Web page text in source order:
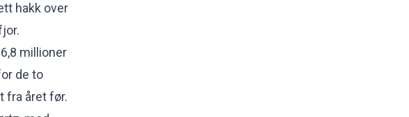
hakk over
millioner
de to
fra året før.